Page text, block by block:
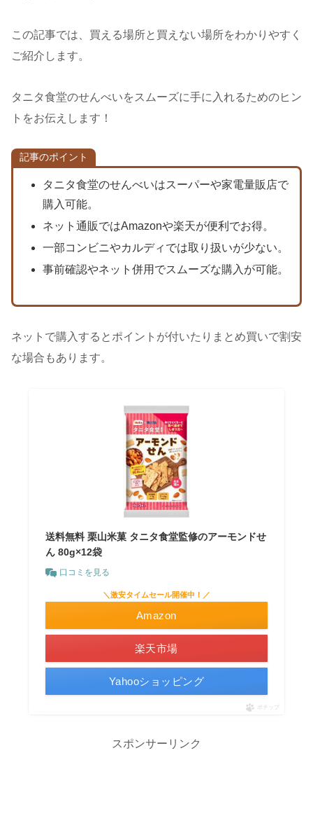
この記事では、買える場所と買えない場所をわかりやすく
ご紹介します。
タニタ食堂のせんべいをスムーズに手に入れるためのヒン
トをお伝えします！
記事のポイント
タニタ食堂のせんべいはスーパーや家電量販店で
購入可能。
ネット通販ではAmazonや楽天が便利でお得。
一部コンビニやカルディでは取り扱いが少ない。
事前確認やネット併用でスムーズな購入が可能。
ネットで購入するとポイントが付いたりまとめ買いで割安
な場合もあります。
送料無料 栗山米菓 タニタ食堂監修のアーモンドせ
ん 80g×12袋
口コミを見る
＼激安タイムセール開催中！／
Amazon
楽天市場
Yahooショッピング
ポチップ
スポンサーリンク